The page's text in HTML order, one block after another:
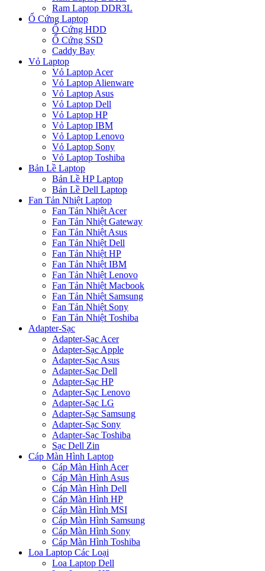
Ram Laptop DDR3L
Ổ Cứng Laptop
Ổ Cứng HDD
Ổ Cứng SSD
Caddy Bay
Vỏ Laptop
Vỏ Laptop Acer
Vỏ Laptop Alienware
Vỏ Laptop Asus
Vỏ Laptop Dell
Vỏ Laptop HP
Vỏ Laptop IBM
Vỏ Laptop Lenovo
Vỏ Laptop Sony
Vỏ Laptop Toshiba
Bản Lề Laptop
Bản Lề HP Laptop
Bản Lề Dell Laptop
Fan Tản Nhiệt Laptop
Fan Tản Nhiệt Acer
Fan Tản Nhiệt Gateway
Fan Tản Nhiệt Asus
Fan Tản Nhiệt Dell
Fan Tản Nhiệt HP
Fan Tản Nhiệt IBM
Fan Tản Nhiệt Lenovo
Fan Tản Nhiệt Macbook
Fan Tản Nhiệt Samsung
Fan Tản Nhiệt Sony
Fan Tản Nhiệt Toshiba
Adapter-Sạc
Adapter-Sạc Acer
Adapter-Sạc Apple
Adapter-Sạc Asus
Adapter-Sạc Dell
Adapter-Sạc HP
Adapter-Sạc Lenovo
Adapter-Sạc LG
Adapter-Sạc Samsung
Adapter-Sạc Sony
Adapter-Sạc Toshiba
Sạc Dell Zin
Cáp Màn Hình Laptop
Cáp Màn Hình Acer
Cáp Màn Hình Asus
Cáp Màn Hình Dell
Cáp Màn Hình HP
Cáp Màn Hình MSI
Cáp Màn Hình Samsung
Cáp Màn Hình Sony
Cáp Màn Hình Toshiba
Loa Laptop Các Loại
Loa Laptop Dell